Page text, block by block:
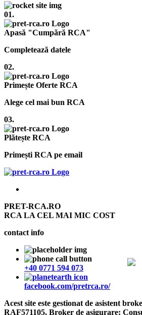
01.
Apasă "Cumpără RCA"
Completează datele
02.
Primește Oferte RCA
Alege cel mai bun RCA
03.
Plătește RCA
Primești RCA pe email
PRET-RCA.RO
RCA LA CEL MAI MIC COST
contact info
+40 0771 594 073
facebook.com/pretrca.ro/
Acest site este gestionat de asistent
RAF571105, Broker de asigurare: